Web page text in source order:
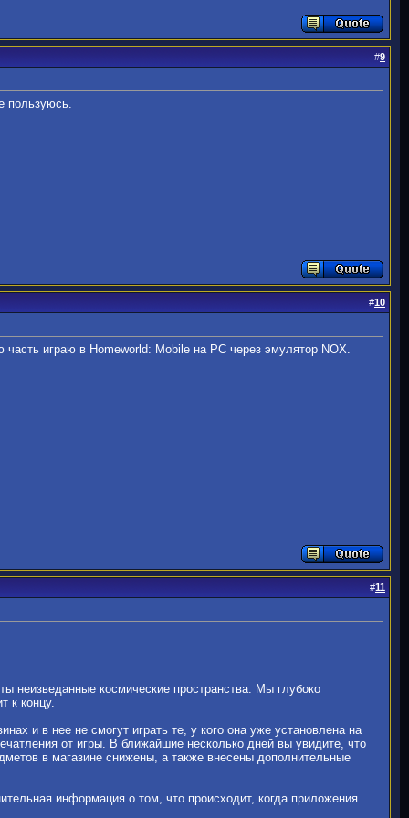
#9
пользуюсь.
#10
играю в Homeworld: Mobile на PC через эмулятор NOX.
#11
неизведанные космические пространства. Мы глубоко
к концу.
и в нее не смогут играть те, у кого она уже установлена ​​на
от игры. В ближайшие несколько дней вы увидите, что
в магазине снижены, а также внесены дополнительные
информация о том, что происходит, когда приложения